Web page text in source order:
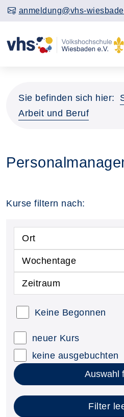
anmeldung@vhs-
Sie befinden sich hier:
Arbeit und Beruf
Kurse filtern nach:
Ort
Wochentage
Zeitraum
Keine Begonnen
neuer Kurs
keine ausgebuchten
Auswahl
Filter